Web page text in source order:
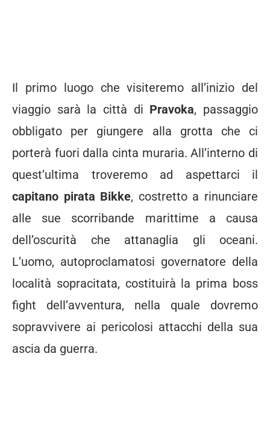
Il primo luogo che visiteremo all’inizio del
viaggio sarà la città di Pravoka, passaggio
obbligato per giungere alla grotta che ci
porterà fuori dalla cinta muraria. All’interno di
quest’ultima troveremo ad aspettarci il
capitano pirata Bikke, costretto a rinunciare
alle sue scorribande marittime a causa
dell’oscurità che attanaglia gli oceani.
L’uomo, autoproclamatosi governatore della
località sopracitata, costituirà la prima boss
fight dell’avventura, nella quale dovremo
sopravvivere ai pericolosi attacchi della sua
ascia da guerra.